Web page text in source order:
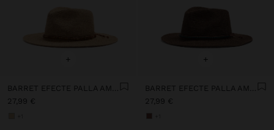
+
BARRET EFECTE PALLA AMB CINTURÓ DE COMPTES
27,99 €
+
BARRET EFECTE PALLA AMB CINTURÓ DE COMPTES
27,99 €